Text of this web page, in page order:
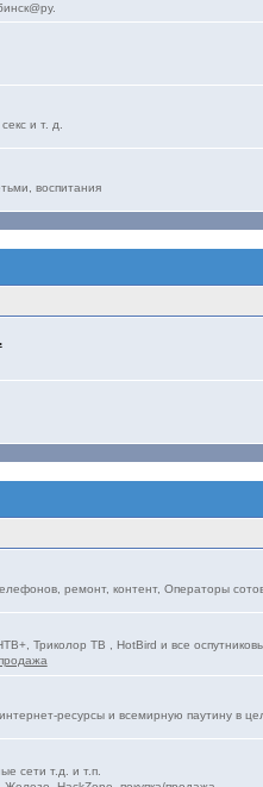
и т. д.
воспитания
ремонт, контент, Операторы
Триколор ТВ , HotBird и все
ресурсы и всемирную паутину в
сети т.д. и т.п.